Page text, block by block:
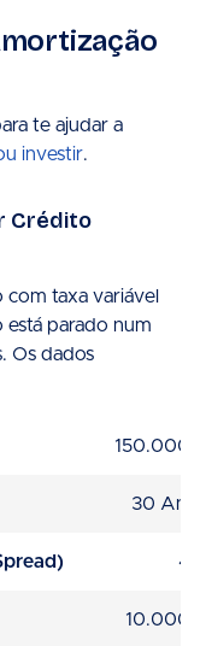
te ajudar a
investir.
Crédito
taxa variável
parado num
Os dados
30